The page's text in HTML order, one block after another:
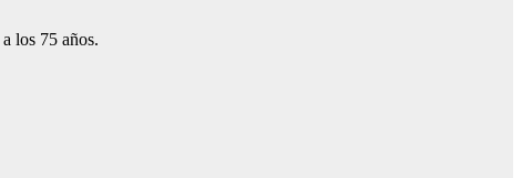
los 75 años.